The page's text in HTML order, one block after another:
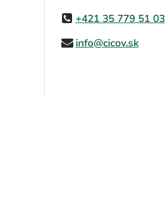
+421 35 779 51 03
info@cicov.sk